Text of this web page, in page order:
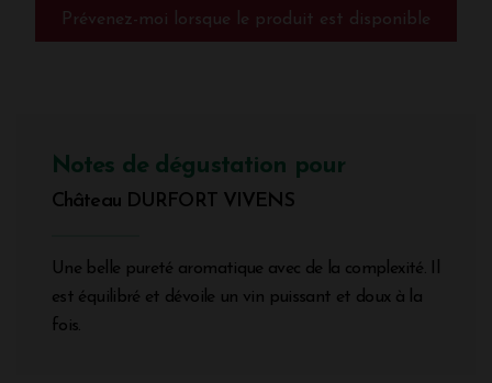
Prévenez-moi lorsque le produit est disponible
Notes de dégustation pour
Château DURFORT VIVENS
Une belle pureté aromatique avec de la complexité. Il
est équilibré et dévoile un vin puissant et doux à la
fois.